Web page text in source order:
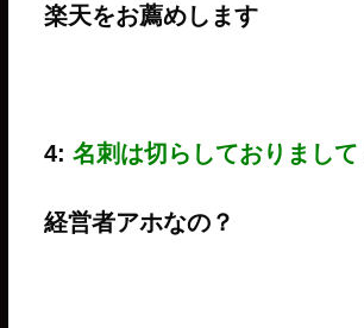
楽天をお薦めします
4: 名刺は切らしておりまして
経営者アホなの？